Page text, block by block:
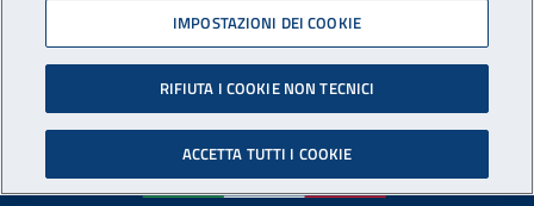
Footer
IMPOSTAZIONI DEI COOKIE
RIFIUTA I COOKIE NON TECNICI
ACCETTA TUTTI I COOKIE